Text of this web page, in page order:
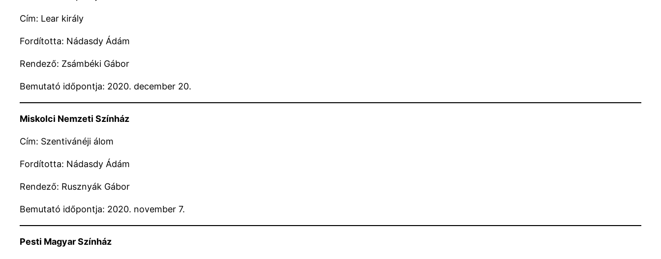
Cím: Lear király
Fordította: Nádasdy Ádám
Rendező: Zsámbéki Gábor
Bemutató időpontja: 2020. december 20.
Miskolci Nemzeti Színház
Cím: Szentivánéji álom
Fordította: Nádasdy Ádám
Rendező: Rusznyák Gábor
Bemutató időpontja: 2020. november 7.
Pesti Magyar Színház